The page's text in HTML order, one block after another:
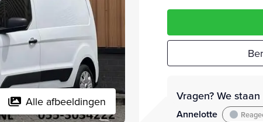
Alle afbeeldingen Vragen? We
Annelotte